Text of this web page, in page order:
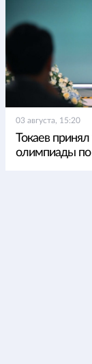
03 августа, 15:20
Токаев
олимпиады